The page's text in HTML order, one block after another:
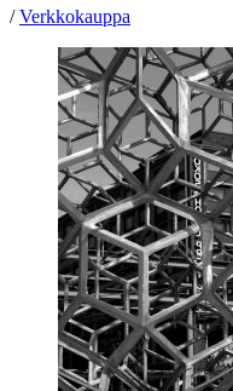
/Verkkokauppa